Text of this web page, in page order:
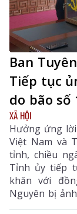
Ban
Tiếp tục
do bão số
XÃ HỘI
Hưởng ứng
Việt Nam và
tỉnh, chiều
Tỉnh ủy tiếp
khăn với
Nguyên bị
lũ kéo dài.